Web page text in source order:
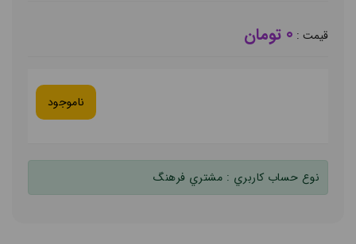
قيمت : 0 تومان
ناموجود
نوع حساب کاربري : مشتري فرهنگ